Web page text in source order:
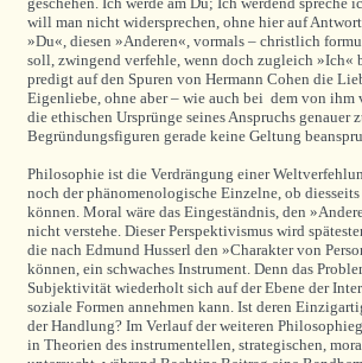
will man nicht widersprechen, ohne hier auf
»Du«, diesen »Anderen«, vormals – christlich
soll, zwingend verfehle, wenn doch zugleich »Ich«
predigt auf den Spuren von Hermann Cohen die
Eigenliebe, ohne aber – wie auch bei dem von
die ethischen Ursprünge seines Anspruchs
Begründungsfiguren gerade keine Geltung
Philosophie ist die Verdrängung einer
noch der phänomenologische Einzelne, ob
können. Moral wäre das Eingeständnis, den
nicht verstehe. Dieser Perspektivismus wird
die nach Edmund Husserl den »Charakter von
können, ein schwaches Instrument. Denn das
Subjektivität wiederholt sich auf der Ebene der
soziale Formen annehmen kann. Ist deren
der Handlung? Im Verlauf der weiteren
in Theorien des instrumentellen, strategischen,